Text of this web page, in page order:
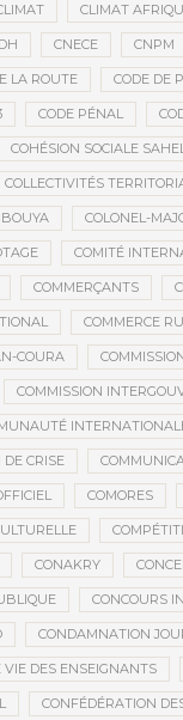
CLIMAT
CNECE CNPM
LA ROUTE CODE DE
CODE PÉNAL
COHÉSION SOCIALE
COLLECTIVITÉS
COLONEL-
COMITÉ
COMMERÇANTS
COMMERCE
COURA
COMMISSION
CRISE
COMORES
CONAKRY
CONCOURS
CONDAMNATION
VIE DES ENSEIGNANTS
CONFÉDÉRATION